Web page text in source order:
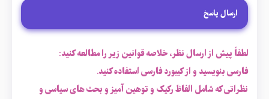
ارسال پاسخ
لطفاً پیش از ارسال نظر، خلاصه قوانین زیر را مطالعه کنید:
فارسی بنویسید و از کیبورد فارسی استفاده کنید.
نظراتی که شامل الفاظ رکیک و توهین آمیز و بحث های سیاسی و